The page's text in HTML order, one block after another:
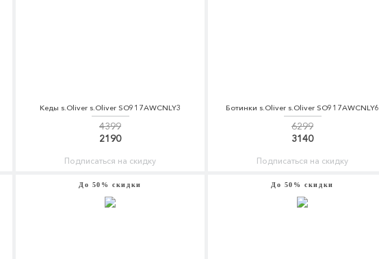
Кеды s.Oliver s.Oliver SO917AWCNLY3
4399
2190
Подписаться на скидку
Ботинки s.Oliver s.Oliver SO917AWCNLY6
6299
3140
Подписаться на скидку
До 50% скидки До 50% скидки